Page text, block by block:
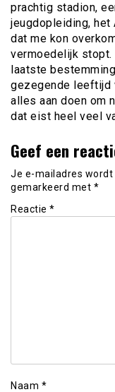
prachtig stadion,
jeugdopleiding, het
dat me kon
vermoedelijk stopt.
laatste
gezegende leeftijd
alles aan doen om
dat eist heel veel
Geef een
Je e-mailadres wordt
gemarkeerd met *
Reactie *
Naam *